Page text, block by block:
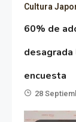
Cultura
60% de
encuesta
28